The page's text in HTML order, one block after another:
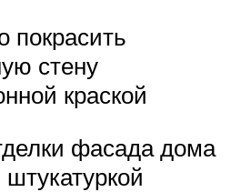
покрасить
стену
краской
фасада дома